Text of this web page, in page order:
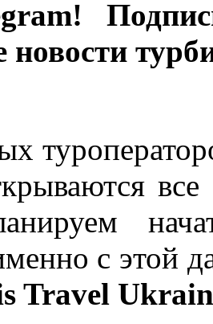
новости
с этой
Travel